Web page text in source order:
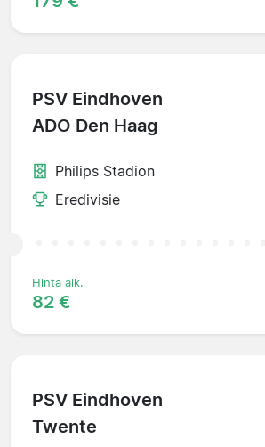
PSV Eindhoven
ADO Den Haag
Philips Stadion
Eredivisie
Hinta alk.
82 €
PSV Eindhoven
Twente